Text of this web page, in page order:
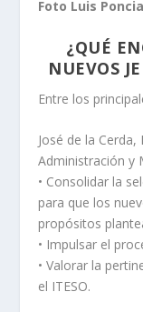
Foto Luis
¿QUÉ
NUEVOS
Entre los
José de la
Administración y
• Consolidar la
para que los
propósitos
• Impulsar el
• Valorar la
el ITESO.